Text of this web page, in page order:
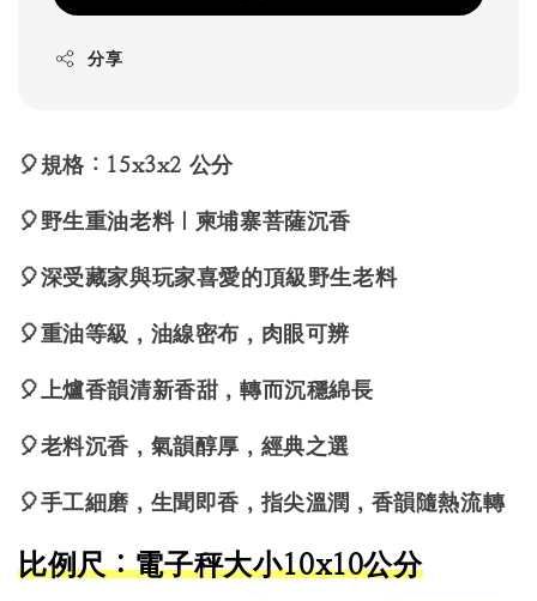
分享
🎈規格：15x3x2 公分
🎈野生重油老料｜柬埔寨菩薩沉香
🎈深受藏家與玩家喜愛的頂級野生老料
🎈重油等級，油線密布，肉眼可辨
🎈上爐香韻清新香甜，轉而沉穩綿長
🎈老料沉香，氣韻醇厚，經典之選
🎈手工細磨，生聞即香，指尖溫潤，香韻隨熱流轉
比例尺：電子秤大小10x10公分